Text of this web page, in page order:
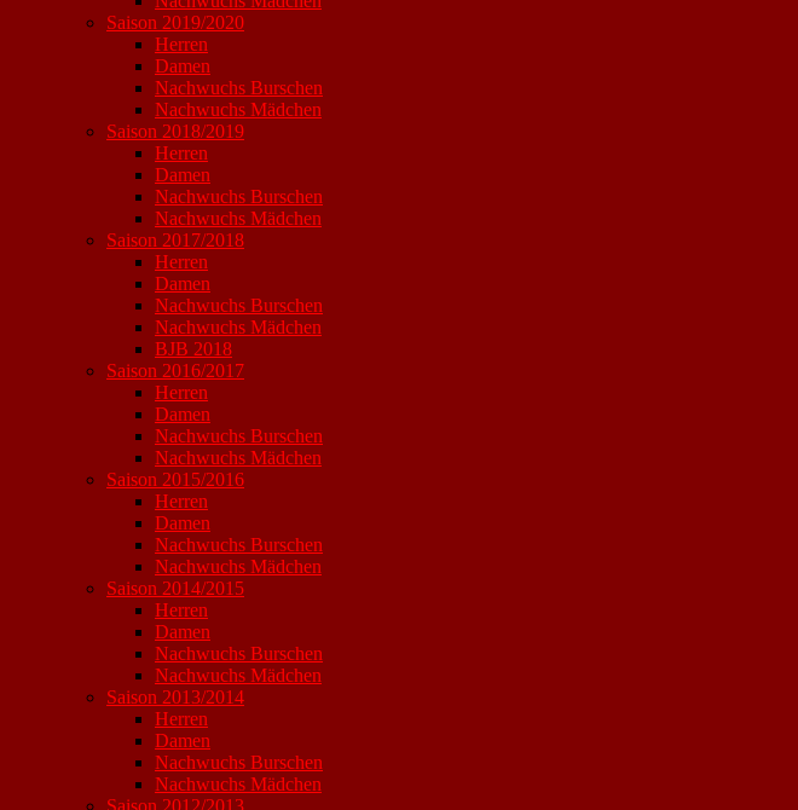
Saison 2019/2020
Herren
Damen
Nachwuchs Burschen
Nachwuchs Mädchen
Saison 2018/2019
Herren
Damen
Nachwuchs Burschen
Nachwuchs Mädchen
Saison 2017/2018
Herren
Damen
Nachwuchs Burschen
Nachwuchs Mädchen
BJB 2018
Saison 2016/2017
Herren
Damen
Nachwuchs Burschen
Nachwuchs Mädchen
Saison 2015/2016
Herren
Damen
Nachwuchs Burschen
Nachwuchs Mädchen
Saison 2014/2015
Herren
Damen
Nachwuchs Burschen
Nachwuchs Mädchen
Saison 2013/2014
Herren
Damen
Nachwuchs Burschen
Nachwuchs Mädchen
Saison 2012/2013